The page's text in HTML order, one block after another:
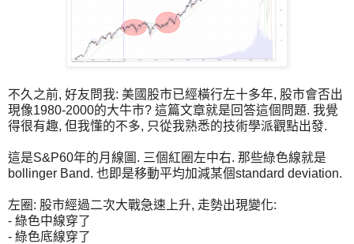
不久之前, 好友問我: 美國股市已經橫行左十多年, 股市會否出
現像1980-2000的大牛市? 這篇文章就是回答這個問題. 我覺
得很有趣, 但我懂的不多, 只從我熟悉的技術學派觀點出發.
這是S&P60年的月線圖. 三個紅圈左中右. 那些綠色線就是
bollinger Band. 也即是移動平均加減某個standard deviation.
左圈: 股市經過二次大戰急速上升, 走勢出現變化:
- 綠色中線穿了
- 綠色底線穿了